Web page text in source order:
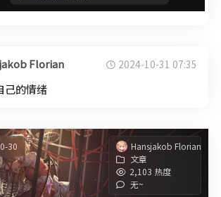
Florian 2024-10-31 07:35
己的情绪
30
Hansjakob Florian
文章
2,103 热度
无~